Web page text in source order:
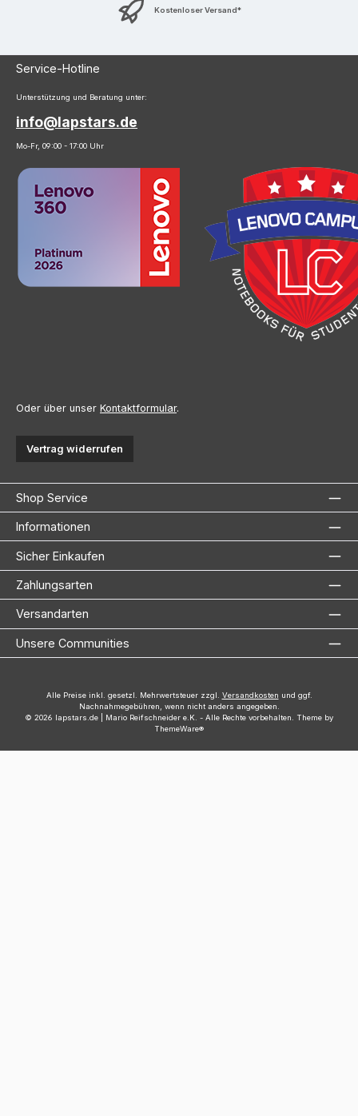
Kostenloser Versand*
Service-Hotline
Unterstützung und Beratung unter:
info@lapstars.de
Mo-Fr, 09:00 - 17:00 Uhr
Oder über unser Kontaktformular.
Vertrag widerrufen
Shop Service
Informationen
Sicher Einkaufen
Zahlungsarten
Versandarten
Unsere Communities
Alle Preise inkl. gesetzl. Mehrwertsteuer zzgl. Versandkosten und ggf.
Nachnahmegebühren, wenn nicht anders angegeben.
© 2026 lapstars.de | Mario Reifschneider e.K. - Alle Rechte vorbehalten. Theme by
ThemeWare®